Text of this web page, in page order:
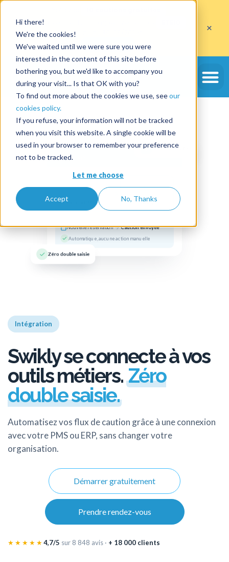
Hi there!
We're the cookies!
We've waited until we were sure you were
interested in the content of this site before
bothering you, but we'd like to accompany you
during your visit... Is that OK with you?
To find out more about the cookies we use, seeour
cookies policy.
If you refuse, your information will not be tracked
when you visit this website. A single cookie will be
used in your browser to remember your preference
not to be tracked.
Let me choose
Accept No, Thanks
sur l'ouverture d'un compte avec le code
jusqu'au 30/09/2026*
J'en profite
×
Intégration
Swikly se connecte à vos
outils métiers.Zéro
double saisie.
Automatisez vos flux de caution grâce à une connexion
avec votre PMS ou ERP, sans changer votre
organisation.
Démarrer gratuitement
Prendre rendez-vous
★★★★★4,7/5 sur 8 848 avis · + 18 000 clients
SWIKLY
Swikly
Nouvelle réservation Caution envoyée
Automatique, aucune action manuelle
Connexion native
Zéro double saisie